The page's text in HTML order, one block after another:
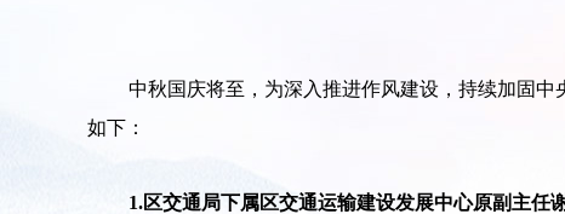
中秋国庆将至，为深入推进作风建设，持续加固
如下：
1.区交通局下属区交通运输建设发展中心原副主任